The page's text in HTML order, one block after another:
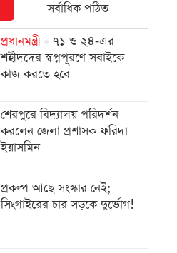
সর্বাধিক পঠিত
প্রধানমন্ত্রী
৭১ ও ২৪-এর
শহীদদের স্বপ্নপূরণে সবাইকে
কাজ করতে হবে
শেরপুরে বিদ্যালয় পরিদর্শন
করলেন জেলা প্রশাসক ফরিদা
ইয়াসমিন
প্রকল্প আছে সংস্কার নেই;
সিংগাইরের চার সড়কে দুর্ভোগ!